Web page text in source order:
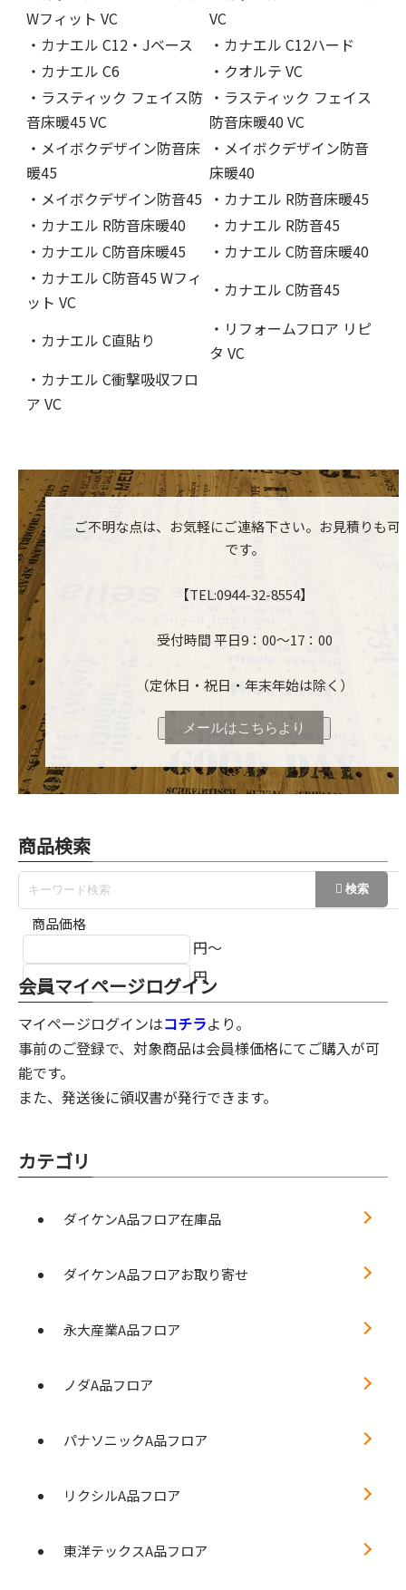
Wフィット VC
VC
・カナエル C12・Jベース
・カナエル C12ハード
・カナエル C6
・クオルテ VC
・ラスティック フェイス防
音床暖45 VC
・ラスティック フェイス
防音床暖40 VC
・メイボクデザイン防音床
暖45
・メイボクデザイン防音
床暖40
・メイボクデザイン防音45
・カナエル R防音床暖45
・カナエル R防音床暖40
・カナエル R防音45
・カナエル C防音床暖45
・カナエル C防音床暖40
・カナエル C防音45 Wフィ
ット VC
・カナエル C防音45
・カナエル C直貼り
・リフォームフロア リピ
タ VC
・カナエル C衝撃吸収フロ
ア VC
ご不明な点は、お気軽にご連絡下さい。お見積りも可
です。
【TEL:0944-32-8554】
受付時間 平日9：00～17：00
（定休日・祝日・年末年始は除く）
メールはこちらより
商品検索
商品価格
円～
円
会員マイページログイン
マイページログインはコチラより。
事前のご登録で、対象商品は会員様価格にてご購入が可
能です。
また、発送後に領収書が発行できます。
カテゴリ
ダイケンA品フロア在庫品
ダイケンA品フロアお取り寄せ
永大産業A品フロア
ノダA品フロア
パナソニックA品フロア
リクシルA品フロア
東洋テックスA品フロア